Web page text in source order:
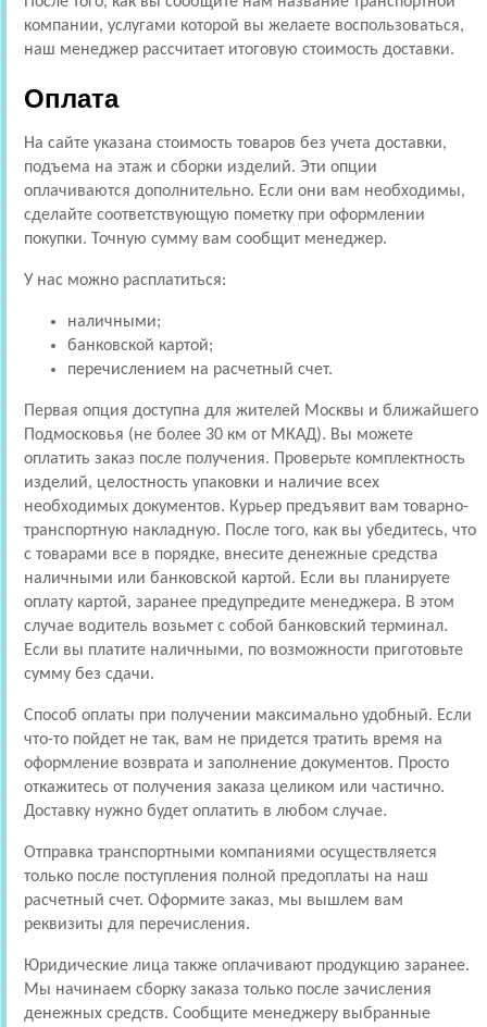
компании, услугами которой вы желаете воспользоваться,
наш менеджер рассчитает итоговую стоимость доставки.
Оплата
На сайте указана стоимость товаров без учета доставки,
подъема на этаж и сборки изделий. Эти опции
оплачиваются дополнительно. Если они вам необходимы,
сделайте соответствующую пометку при оформлении
покупки. Точную сумму вам сообщит менеджер.
У нас можно расплатиться:
наличными;
банковской картой;
перечислением на расчетный счет.
Первая опция доступна для жителей Москвы и ближайшего
Подмосковья (не более 30 км от МКАД). Вы можете
оплатить заказ после получения. Проверьте комплектность
изделий, целостность упаковки и наличие всех
необходимых документов. Курьер предъявит вам товарно-
транспортную накладную. После того, как вы убедитесь, что
с товарами все в порядке, внесите денежные средства
наличными или банковской картой. Если вы планируете
оплату картой, заранее предупредите менеджера. В этом
случае водитель возьмет с собой банковский терминал.
Если вы платите наличными, по возможности приготовьте
сумму без сдачи.
Способ оплаты при получении максимально удобный. Если
что-то пойдет не так, вам не придется тратить время на
оформление возврата и заполнение документов. Просто
откажитесь от получения заказа целиком или частично.
Доставку нужно будет оплатить в любом случае.
Отправка транспортными компаниями осуществляется
только после поступления полной предоплаты на наш
расчетный счет. Оформите заказ, мы вышлем вам
реквизиты для перечисления.
Юридические лица также оплачивают продукцию заранее.
Мы начинаем сборку заказа только после зачисления
денежных средств. Сообщите менеджеру выбранные